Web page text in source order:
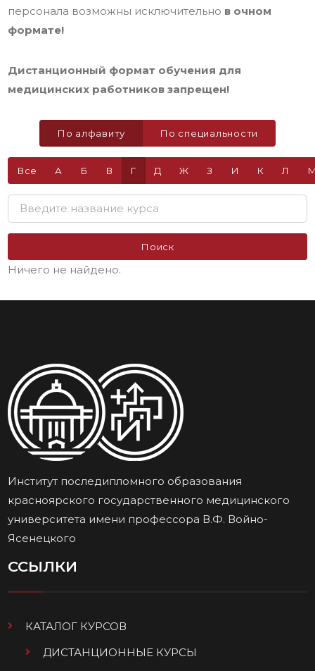
персонала возможны исключительно в очном
формате!
Дистанционный формат обучения для
медицинских работников запрещен!
По алфавиту По специальности
Все А Б В Г Д Ж З И К Л
Поиск
Ничего не найдено.
Институт последипломного образования
красноярского государственного медицинского
университета имени профессора В.Ф. Войно-
Ясенецкого
ССЫЛКИ
КАТАЛОГ КУРСОВ
ДИСТАНЦИОННЫЕ КУРСЫ